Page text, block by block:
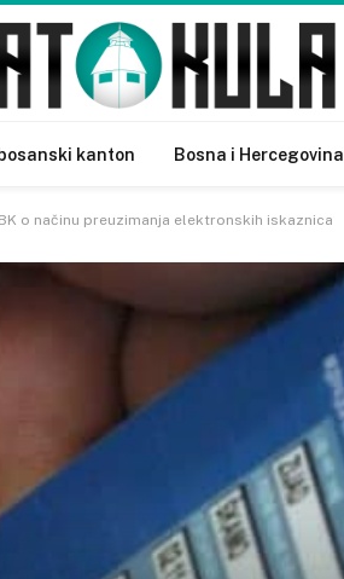
kanton Bosna i Hercegovina
o načinu preuzimanja elektronskih iskaznica